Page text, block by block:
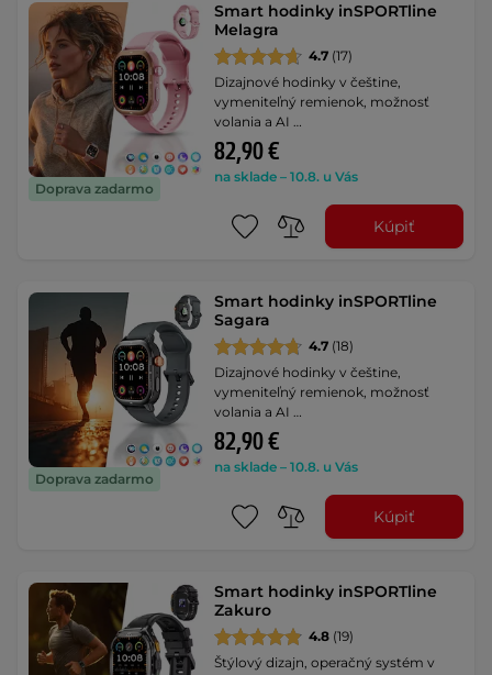
Doprava zadarmo
Smart hodinky inSPORTline
Melagra
4.7 (17)
Dizajnové hodinky v češtine,
vymeniteľný remienok, možnosť
volania a AI …
82,90 €
na sklade – 10.8. u Vás
Kúpiť
Doprava zadarmo
Smart hodinky inSPORTline
Sagara
4.7 (18)
Dizajnové hodinky v češtine,
vymeniteľný remienok, možnosť
volania a AI …
82,90 €
na sklade – 10.8. u Vás
Kúpiť
Smart hodinky inSPORTline
Zakuro
4.8 (19)
Štýlový dizajn, operačný systém v